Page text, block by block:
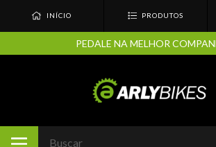
INÍCIO PRODUTOS
PEDALE NA MELHOR